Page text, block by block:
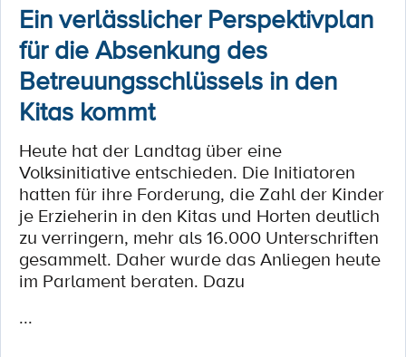
Ein verlässlicher Perspektivplan
für die Absenkung des
Betreuungsschlüssels in den
Kitas kommt
Heute hat der Landtag über eine
Volksinitiative entschieden. Die Initiatoren
hatten für ihre Forderung, die Zahl der Kinder
je Erzieherin in den Kitas und Horten deutlich
zu verringern, mehr als 16.000 Unterschriften
gesammelt. Daher wurde das Anliegen heute
im Parlament beraten. Dazu
...